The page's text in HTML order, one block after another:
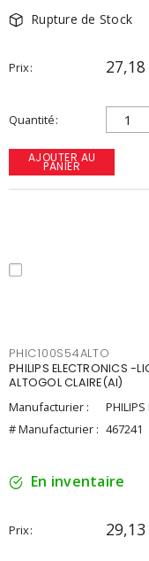
Rupture de Stock
Prix 27,18
Quantité
AJOUTER AU
PANIER
PHIC100S54ALTO
PHILIPS ELECTRONICS -
ALTOGOL CLAIRE(AI)
Manufacturier :
PHILIPS
# Manufacturier : 467241
En inventaire
Prix 29,13